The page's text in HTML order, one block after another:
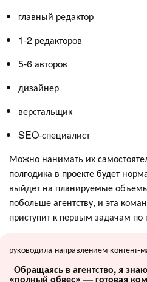
главный редактор
1-2 редакторов
5-6 авторов
дизайнер
верстальщик
SEO-специалист
Можно нанимать их
полгодика в проекте будет
выйдет на планируемые
побольше агентству, и эта
приступит к первым задачам по
руководила направлением контент-
Обращаясь в агентство, я
«полный обвес» — готовая